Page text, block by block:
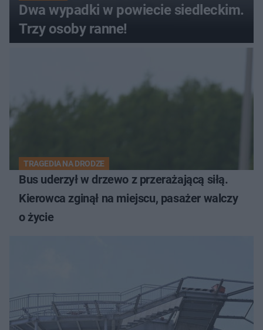
Dwa wypadki w powiecie siedleckim.
Trzy osoby ranne!
TRAGEDIA NA DRODZE
Bus uderzył w drzewo z przerażającą siłą.
Kierowca zginął na miejscu, pasażer walczy
o życie